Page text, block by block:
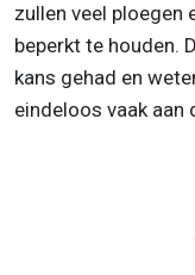
zullen veel ploegen
beperkt te houden.
kans gehad en
eindeloos vaak aan